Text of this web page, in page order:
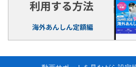
利用する方法
海外あんしん定額編